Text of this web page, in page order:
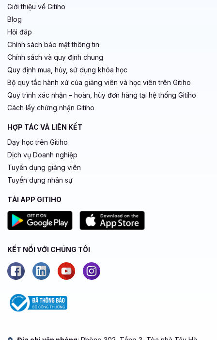
Giới thiệu về Gitiho
Blog
Hỏi đáp
Chính sách bảo mật thông tin
Chính sách và quy định chung
Quy định mua, hủy, sử dụng khóa học
Bộ quy tắc hành xử của giảng viên và học viên trên Gitiho
Quy trình xác nhận – hoàn, hủy đơn hàng tại hệ thống Gitiho
Cách lấy chứng nhận Gitiho
HỢP TÁC VÀ LIÊN KẾT
Dạy học trên Gitiho
Dịch vụ Doanh nghiệp
Tuyển dụng giảng viên
Tuyển dụng nhân sự
TẢI APP GITIHO
KẾT NỐI VỚI CHÚNG TÔI